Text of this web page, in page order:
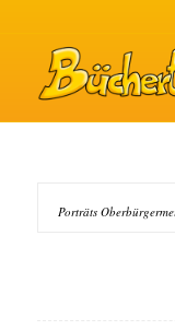
Porträts